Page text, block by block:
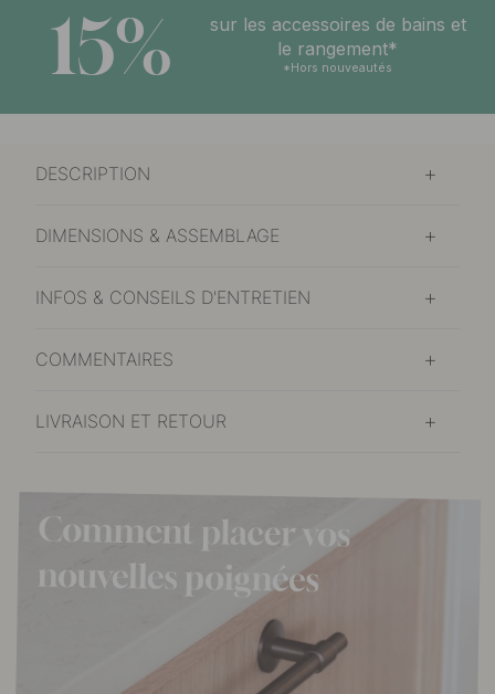
15%
sur les accessoires de bains et
le rangement*
*Hors nouveautés
DESCRIPTION
DIMENSIONS & ASSEMBLAGE
INFOS & CONSEILS D'ENTRETIEN
COMMENTAIRES
LIVRAISON ET RETOUR